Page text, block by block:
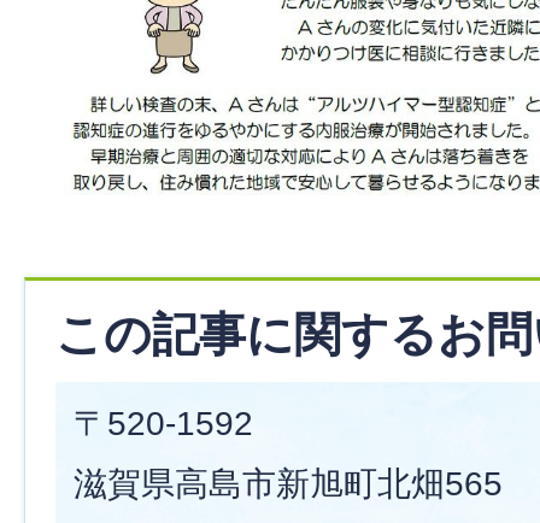
この記事に関するお
〒520-1592
滋賀県高島市新旭町北畑565